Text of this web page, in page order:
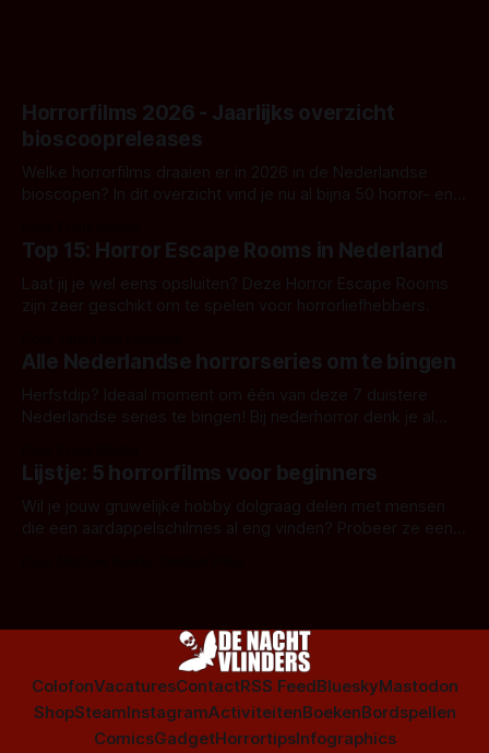
Horrorfilms 2026 - Jaarlijks overzicht
bioscoopreleases
Welke horrorfilms draaien er in 2026 in de Nederlandse
bioscopen? In dit overzicht vind je nu al bijna 50 horror- en
Top 15: Horror Escape Rooms in Nederland
Laat jij je wel eens opsluiten? Deze Horror Escape Rooms
zijn zeer geschikt om te spelen voor horrorliefhebbers.
Alle Nederlandse horrorseries om te bingen
Herfstdip? Ideaal moment om één van deze 7 duistere
Nederlandse series te bingen! Bij nederhorror denk je al
Amsterdamned of The Johnsons. Maar Nederlandse horror
is niet beperkt tot films. Hier een aantal Nederlandse tv-
series uit het duistere of horrorgenre. Als
Lijstje: 5 horrorfilms voor beginners
Wil je jouw gruwelijke hobby dolgraag delen met mensen
die een aardappelschilmes al eng vinden? Probeer ze eens
ColofonVacaturesContactRSS FeedBlueskyMastodon
ShopSteamInstagramActiviteitenBoekenBordspellen
ComicsGadgetHorrortipsInfographics